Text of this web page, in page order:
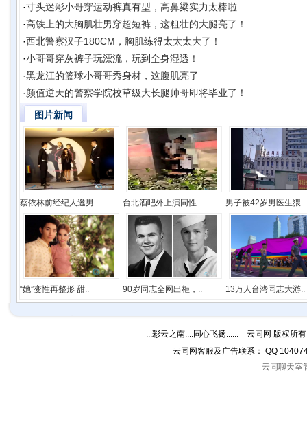
·寸头迷彩小哥穿运动裤真有型，高鼻梁实力太棒啦
·高铁上的大胸肌壮男穿超短裤，这粗壮的大腿亮了！
·西北警察汉子180CM，胸肌练得太太太大了！
·小哥哥穿灰裤子玩漂流，玩到全身湿透！
·黑龙江的篮球小哥哥秀身材，这腹肌亮了
·颜值逆天的警察学院校草级大长腿帅哥即将毕业了！
图片新闻
蔡依林前经纪人邀男.. 台北酒吧外上演同性.. 男子被42岁男医生猥..
“她”变性再整形 甜.. 90岁同志全网出柜，.. 13万人台湾同志大游..
..:彩云之南.::.同心飞扬.::.:. 云同网 版权所
云同网客服及广告联系： QQ
云同聊天室